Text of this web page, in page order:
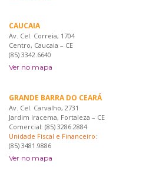
CAUCAIA
Av. Cel. Correia, 1704
Centro, Caucaia – CE
(85) 3342.6640
Ver no mapa
GRANDE BARRA DO CEARÁ
Av. Cel. Carvalho, 2731
Jardim Iracema, Fortaleza – CE
Comercial: (85) 3286.2884
Unidade Fiscal e Financeiro:
(85) 3481.9886
Ver no mapa